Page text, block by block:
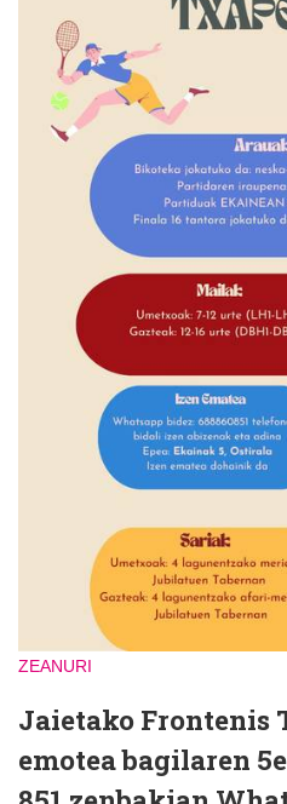
ZEANURI
Jaietako Frontenis
emotea bagilaren